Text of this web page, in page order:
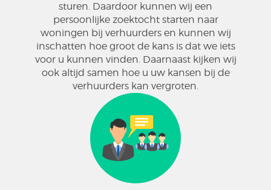
sturen. Daardoor kunnen wij een
persoonlijke zoektocht starten naar
woningen bij verhuurders en kunnen wij
inschatten hoe groot de kans is dat we iets
voor u kunnen vinden. Daarnaast kijken wij
ook altijd samen hoe u uw kansen bij de
verhuurders kan vergroten.